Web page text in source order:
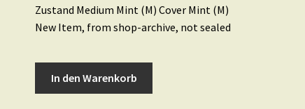
Zustand Medium Mint (M) Cover Mint (M)
New Item, from shop-archive, not sealed
In den Warenkorb